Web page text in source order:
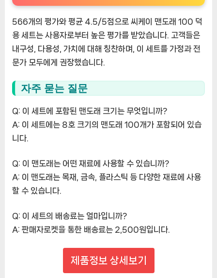
566개의 평가와 평균 4.5/5점으로 씨케이 맨도래 100 덕
용 세트는 사용자로부터 높은 평가를 받았습니다. 고객들은
내구성, 다용성, 가치에 대해 칭찬하며, 이 세트를 가정과 전
문가 모두에게 권장했습니다.
자주 묻는 질문
Q: 이 세트에 포함된 맨도래 크기는 무엇입니까?
A: 이 세트에는 8호 크기의 맨도래 100개가 포함되어 있습
니다.
Q: 이 맨도래는 어떤 재료에 사용할 수 있습니까?
A: 이 맨도래는 목재, 금속, 플라스틱 등 다양한 재료에 사용
할 수 있습니다.
Q: 이 세트의 배송료는 얼마입니까?
A: 판매자로켓을 통한 배송료는 2,500원입니다.
제품정보 상세보기